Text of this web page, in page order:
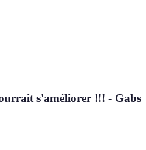
s'améliorer !!! - Gabs